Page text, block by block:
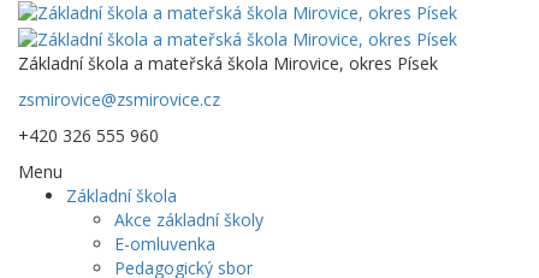
Základní škola a mateřská škola Mirovice, okres Písek
zsmirovice@zsmirovice.cz
+420 326 555 960
Menu
Základní škola
Akce základní školy
E-omluvenka
Pedagogický sbor